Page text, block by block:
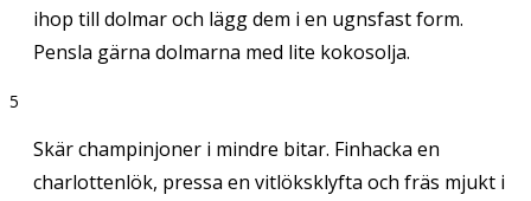
ihop till dolmar och lägg dem i en ugnsfast form.
Pensla gärna dolmarna med lite kokosolja.
5
Skär champinjoner i mindre bitar. Finhacka en
charlottenlök, pressa en vitlöksklyfta och fräs mjukt i